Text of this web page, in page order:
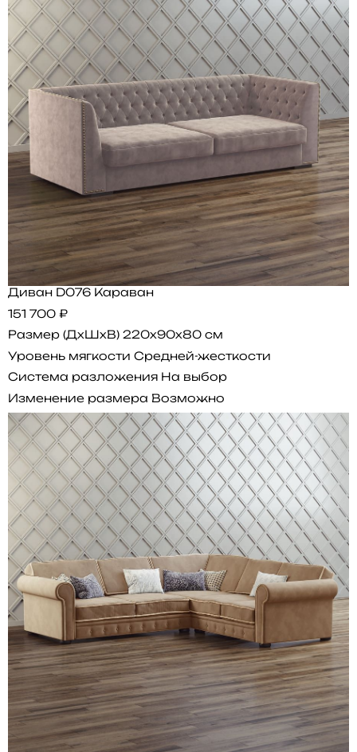
Диван D076 Караван
151 700 ₽
Размер (ДхШхВ) 220x90x80 см
Уровень мягкости Средней-жесткости
Система разложения На выбор
Изменение размера Возможно